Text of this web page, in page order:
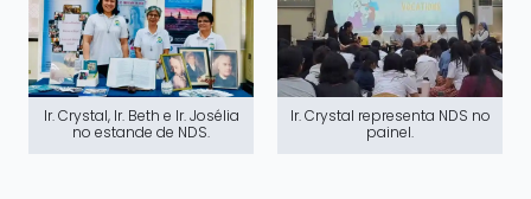
Ir. Crystal, Ir. Beth e Ir. Josélia
no estande de NDS.
Ir. Crystal representa NDS no
painel.